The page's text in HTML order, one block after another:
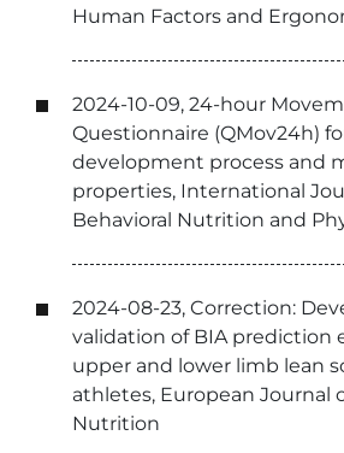
Human Factors and
2024-10-09, 24-hour
Questionnaire (QMov24h)
development process and
properties, International
Behavioral Nutrition and
2024-08-23, Correction:
validation of BIA prediction
upper and lower limb lean
athletes, European Journal
Nutrition